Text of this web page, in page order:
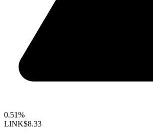
0.51%
LINK$8.33